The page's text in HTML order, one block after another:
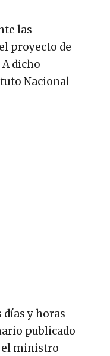
las
proyecto de
dicho
Nacional
y horas
publicado
el ministro